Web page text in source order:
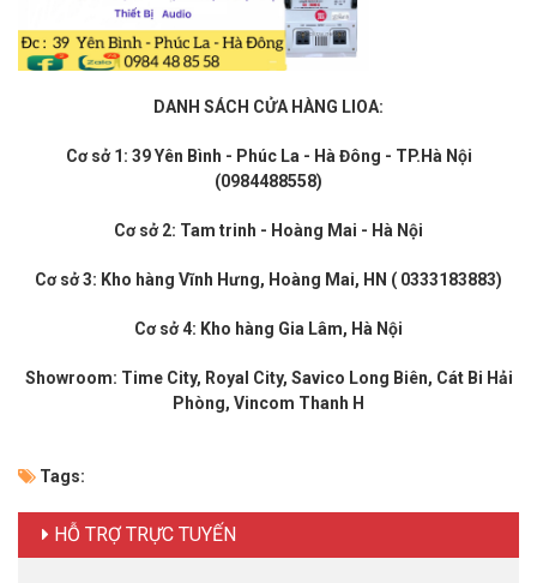
DANH SÁCH CỬA HÀNG LIOA:
Cơ sở 1: 39 Yên Bình - Phúc La - Hà Đông - TP.Hà Nội
(0984488558)
Cơ sở 2: Tam trinh - Hoàng Mai - Hà Nội
Cơ sở 3: Kho hàng Vĩnh Hưng, Hoàng Mai, HN ( 0333183883)
Cơ sở 4: Kho hàng Gia Lâm, Hà Nội
Showroom: Time City, Royal City, Savico Long Biên, Cát Bi Hải
Phòng, Vincom Thanh H
Tags:
HỖ TRỢ TRỰC TUYẾN